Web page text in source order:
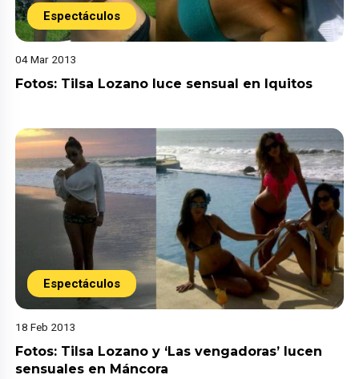
Espectáculos
04 Mar 2013
Fotos: Tilsa Lozano luce sensual en Iquitos
Espectáculos
18 Feb 2013
Fotos: Tilsa Lozano y ‘Las vengadoras’ lucen
sensuales en Máncora